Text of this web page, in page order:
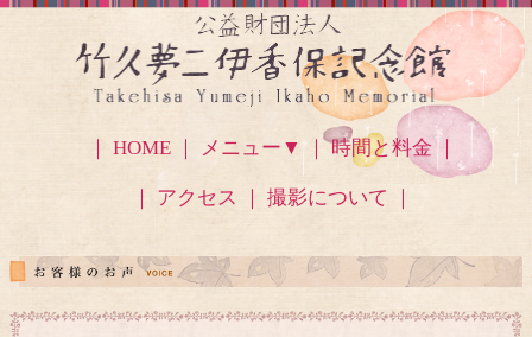
｜ HOME ｜ メニュー▼ ｜ 時間と料金 ｜
｜ アクセス ｜ 撮影について ｜